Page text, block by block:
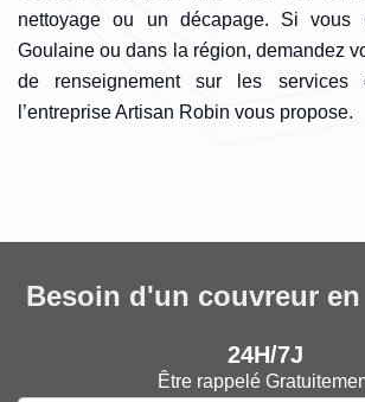
nettoyage ou un décapage. Si vous
Goulaine ou dans la région, demandez
de renseignement sur les
l’entreprise Artisan Robin vous propose.
Besoin d'un couvreur
24H/7J
Être rappelé